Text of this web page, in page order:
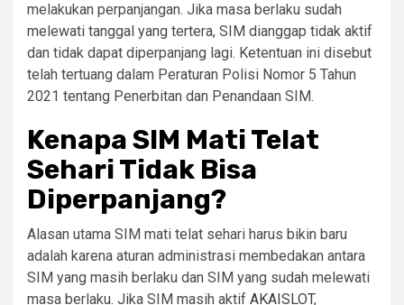
melakukan perpanjangan. Jika masa berlaku sudah
melewati tanggal yang tertera, SIM dianggap tidak aktif
dan tidak dapat diperpanjang lagi. Ketentuan ini disebut
telah tertuang dalam Peraturan Polisi Nomor 5 Tahun
2021 tentang Penerbitan dan Penandaan SIM.
Kenapa SIM Mati Telat
Sehari Tidak Bisa
Diperpanjang?
Alasan utama SIM mati telat sehari harus bikin baru
adalah karena aturan administrasi membedakan antara
SIM yang masih berlaku dan SIM yang sudah melewati
masa berlaku. Jika SIM masih aktif AKAISLOT,